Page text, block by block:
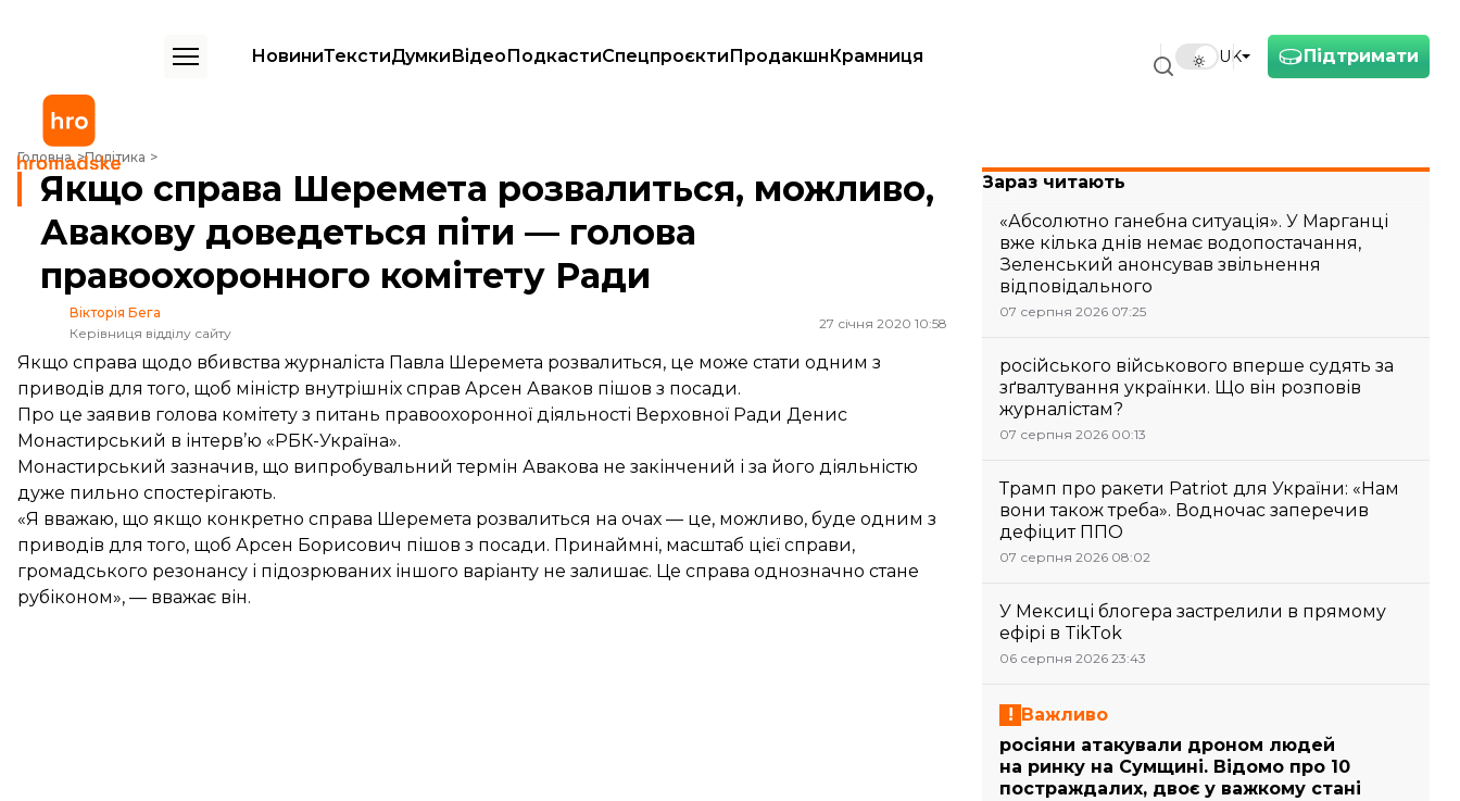
Підтримати
UK
НовиниТекстиДумкиВідеоПодкастиСпецпроєктиПродакшнКрамниця
Головна Політика
Якщо справа Шеремета розвалиться, можливо, Авакову доведеться піти — голова правоохоронного комітету Ради
Якщо справа Шеремета розвалиться, можливо,
Авакову доведеться піти — голова
правоохоронного комітету Ради
Вікторія Бега
Керівниця відділу сайту
27 січня 2020 10:58
Якщо справа щодо вбивства журналіста Павла Шеремета розвалиться, це може стати одним з
приводів для того, щоб міністр внутрішніх справ Арсен Аваков пішов з посади.
Про це заявив голова комітету з питань правоохоронної діяльності Верховної Ради Денис
Монастирський в інтерв’ю «РБК-Україна».
Монастирський зазначив, що випробувальний термін Авакова не закінчений і за його діяльністю
дуже пильно спостерігають.
«Я вважаю, що якщо конкретно справа Шеремета розвалиться на очах — це, можливо, буде одним з
приводів для того, щоб Арсен Борисович пішов з посади. Принаймні, масштаб цієї справи,
громадського резонансу і підозрюваних іншого варіанту не залишає. Це справа однозначно стане
рубіконом», — вважає він.
Зараз читають
«Абсолютно ганебна ситуація». У Марганці
вже кілька днів немає водопостачання,
Зеленський анонсував звільнення
відповідального
07 серпня 2026 07:25
російського військового вперше судять за
зґвалтування українки. Що він розповів
журналістам?
07 серпня 2026 00:13
Трамп про ракети Patriot для України: «Нам
вони також треба». Водночас заперечив
дефіцит ППО
07 серпня 2026 08:02
У Мексиці блогера застрелили в прямому
ефірі в TikTok
06 серпня 2026 23:43
Важливо
росіяни атакували дроном людей
на ринку на Сумщині. Відомо про 10
постраждалих, двоє у важкому стані